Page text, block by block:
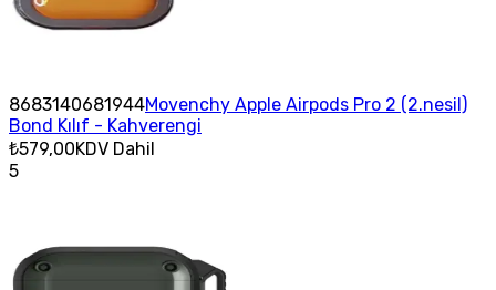
8683140681944Movenchy Apple Airpods Pro 2 (2.nesil)
Bond Kılıf - Kahverengi
₺579,00KDV Dahil
5